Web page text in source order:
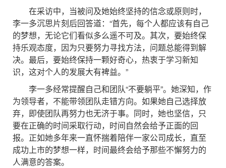
在采访中，当被问及她始终坚持的信念或原则时，
李一多沉思片刻后回答道：“首先，每个人都应该有自己
的梦想，无论它们看似多么遥不可及。其次，要始终保
持乐观态度，因为只要努力寻找方法，问题总能得到解
决。最后，要始终保持一颗好奇心，热衷于学习新知
识，这对个人的发展大有裨益。”
李一多经常提醒自己和团队“不要躺平”。她深知，作
为领导者，不能带领团队走错方向。如果她自己选择放
弃，即使团队再努力也无济于事。同时，她也坚信，只
要在正确的时间采取行动，时间自然会给予正面的回
报。正如她多年来一直怀揣着陪伴一家公司成长，直至
成功上市的梦想一样，时间最终会给予那些不懈努力的
人满意的答案。